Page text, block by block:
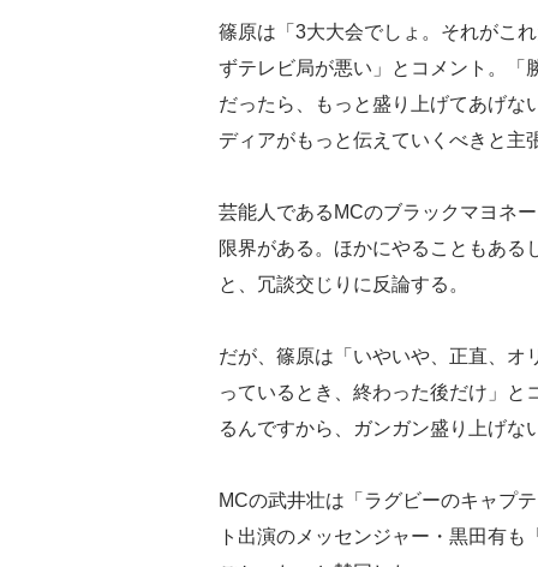
篠原は「3大大会でしょ。それがこ
ずテレビ局が悪い」とコメント。「
だったら、もっと盛り上げてあげな
ディアがもっと伝えていくべきと主
芸能人であるMCのブラックマヨネ
限界がある。ほかにやることもある
と、冗談交じりに反論する。
だが、篠原は「いやいや、正直、オ
っているとき、終わった後だけ」と
るんですから、ガンガン盛り上げな
MCの武井壮は「ラグビーのキャプ
ト出演のメッセンジャー・黒田有